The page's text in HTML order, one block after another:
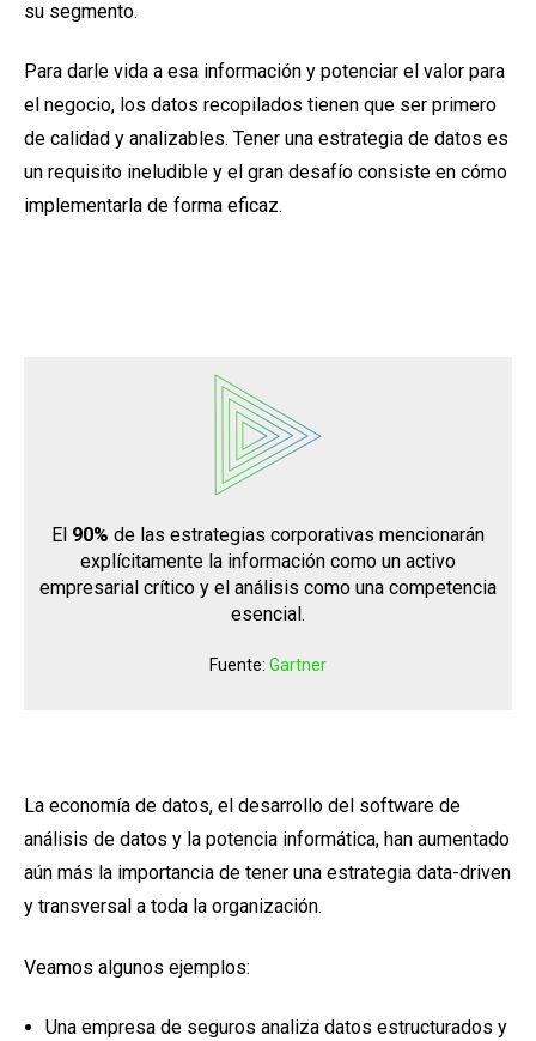
su segmento.
Para darle vida a esa información y potenciar el valor para
el negocio, los datos recopilados tienen que ser primero
de calidad y analizables. Tener una estrategia de datos es
un requisito ineludible y el gran desafío consiste en cómo
implementarla de forma eficaz.
El 90% de las estrategias corporativas mencionarán
explícitamente la información como un activo
empresarial crítico y el análisis como una competencia
esencial.
Fuente: Gartner
La economía de datos, el desarrollo del software de
análisis de datos y la potencia informática, han aumentado
aún más la importancia de tener una estrategia data-driven
y transversal a toda la organización.
Veamos algunos ejemplos:
Una empresa de seguros analiza datos estructurados y